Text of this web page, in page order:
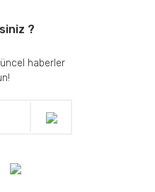
?
haberler